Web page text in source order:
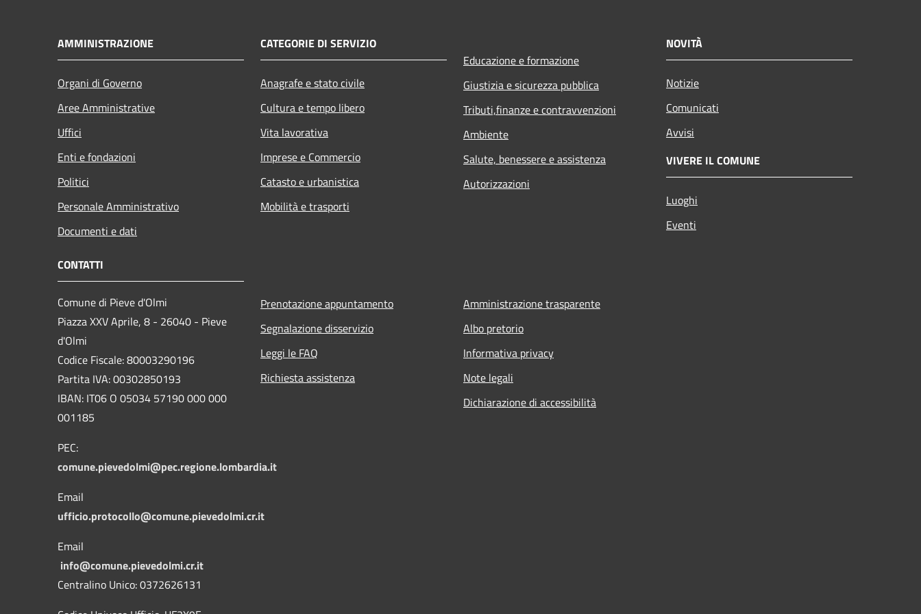
AMMINISTRAZIONE
Organi di Governo
Aree Amministrative
Uffici
Enti e fondazioni
Politici
Personale Amministrativo
Documenti e dati
CATEGORIE DI SERVIZIO
Anagrafe e stato civile
Cultura e tempo libero
Vita lavorativa
Imprese e Commercio
Catasto e urbanistica
Mobilità e trasporti
Educazione e formazione
Giustizia e sicurezza pubblica
Tributi,finanze e contravvenzioni
Ambiente
Salute, benessere e assistenza
Autorizzazioni
NOVITÀ
Notizie
Comunicati
Avvisi
VIVERE IL COMUNE
Luoghi
Eventi
CONTATTI
Comune di Pieve d'Olmi
Piazza XXV Aprile, 8 - 26040 - Pieve
d'Olmi
Codice Fiscale: 80003290196
Partita IVA: 00302850193
IBAN: IT06 O 05034 57190 000 000
001185
PEC:
comune.pievedolmi@pec.regione.lombardia.it
Email
ufficio.protocollo@comune.pievedolmi.cr.it
Email
info@comune.pievedolmi.cr.it
Centralino Unico: 0372626131
Prenotazione appuntamento
Segnalazione disservizio
Leggi le FAQ
Richiesta assistenza
Amministrazione trasparente
Albo pretorio
Informativa privacy
Note legali
Dichiarazione di accessibilità